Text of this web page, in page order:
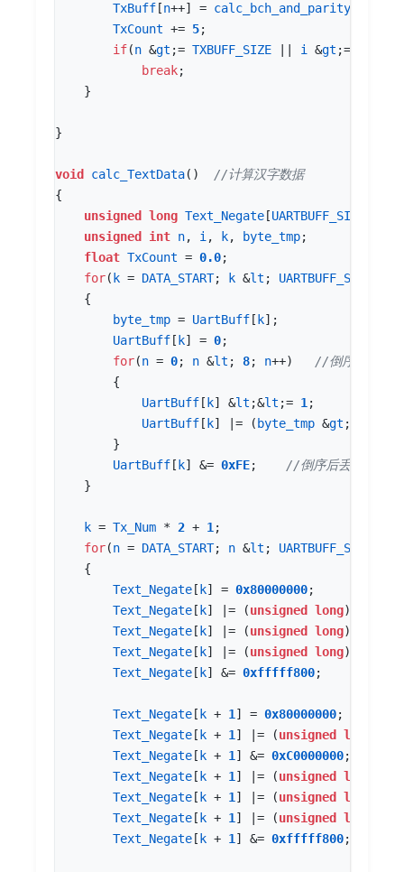
TxBuff [n++] = calc_bch_and_parity
TxCount += 5;
if(n &gt ;= TXBUFF_SIZE i &gt ;=
break;
}
}
void calc_TextData()
{
unsigned
long Text_Negate [UARTBUFF_SIZE
unsigned
int n, i, k, byte_tmp;
float TxCount = 0.0;
for( k = DATA_START; k &lt ; UARTBUFF_SIZE
{
byte_tmp = UartBuff [ k];
UartBuff [ k] = 0;
for(n = 0; n &lt ; 8; n++)
{
UartBuff [ k] &lt ;&lt ;= 1;
UartBuff [ k] |= ( byte_tmp &gt ;
}
UartBuff [ k] &= 0xFE;
}
k = Tx_Num * 2 + 1;
for(n = DATA_START; n &lt ; UARTBUFF_SIZE
{
Text_Negate [ k] = 0x80000000;
Text_Negate [ k] |= (unsigned long)
Text_Negate [ k] |= (unsigned long)
Text_Negate [ k] |= (unsigned long)
Text_Negate [ k] &= 0xfffff800;
Text_Negate [ k + 1] = 0x80000000;
Text_Negate [ k + 1] |= (unsigned long
Text_Negate [ k + 1] &= 0xC0000000;
Text_Negate [ k + 1] |= (unsigned long
Text_Negate [ k + 1] |= (unsigned long
Text_Negate [ k + 1] |= (unsigned long
Text_Negate [ k + 1] &= 0xfffff800;